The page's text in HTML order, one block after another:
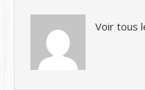
Voir tous